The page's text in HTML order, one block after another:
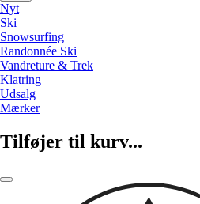
Nyt
Ski
Snowsurfing
Randonnée Ski
Vandreture & Trek
Klatring
Udsalg
Mærker
Tilføjer til kurv...